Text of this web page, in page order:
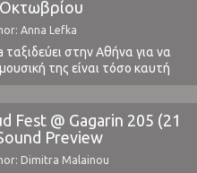
εντυπώσεις του φεστιβάλ,
της Cooking Brass. Οι
άνοιξαν ...
Anna Lefka
ταξιδεύει στην Αθήνα για να
της είναι τόσο καυτή
πετάει σε ρατσιστές στο
Υόρκης.Η Νεοϋορκέζα ράπερ με
καταγωγή έρχεται στην
του διαρκώς
που την ακολουθεί την
Fest @ Gagarin 205 (21
Preview
Dimitra Malainou